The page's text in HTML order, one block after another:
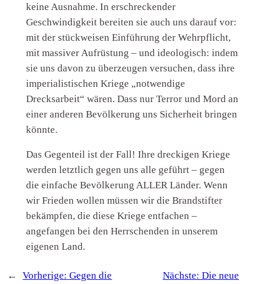
keine Ausnahme. In erschreckender
Geschwindigkeit bereiten sie auch uns darauf vor:
mit der stückweisen Einführung der Wehrpflicht,
mit massiver Aufrüstung – und ideologisch: indem
sie uns davon zu überzeugen versuchen, dass ihre
imperialistischen Kriege „notwendige
Drecksarbeit“ wären. Dass nur Terror und Mord an
einer anderen Bevölkerung uns Sicherheit bringen
könnte.
Das Gegenteil ist der Fall! Ihre dreckigen Kriege
werden letztlich gegen uns alle geführt – gegen
die einfache Bevölkerung ALLER Länder. Wenn
wir Frieden wollen müssen wir die Brandstifter
bekämpfen, die diese Kriege entfachen –
angefangen bei den Herrschenden in unserem
eigenen Land.
← Vorherige:Gegen die
Nächste:Die neue